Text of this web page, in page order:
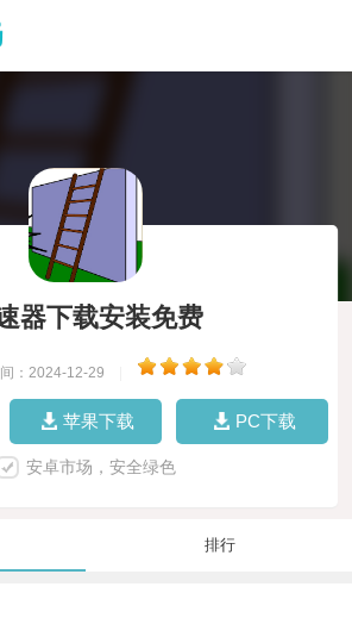
器下载安装免费
：2024-12-29
苹果下载 PC下载
安卓市场，安全绿色
排行